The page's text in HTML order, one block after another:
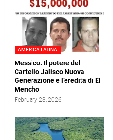
AMERICA LATINA
Messico. Il potere del
Cartello Jalisco Nuova
Generazione e l’eredità di El
Mencho
February 23, 2026